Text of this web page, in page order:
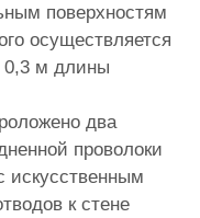
поверхностям
осуществляется
0,3 м длины
два
проволоки
искусственным
к стене